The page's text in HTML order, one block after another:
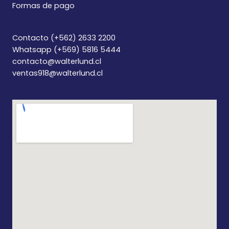
Formas de pago
Contacto (+562) 2633 2200
Whatsapp (+569) 5816 5444
contacto@walterlund.cl
ventas918@walterlund.cl